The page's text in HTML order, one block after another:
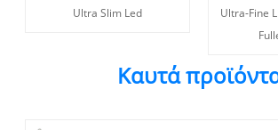
Ultra Slim Led
Ultra-Fine
Καυτά